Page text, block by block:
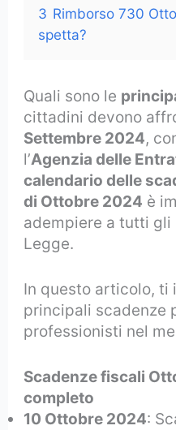
3 Rimborso 730
spetta?
Quali sono le
cittadini devono
Settembre 2024,
l’Agenzia delle
calendario delle
di Ottobre 2024 è
adempiere a tutti
Legge.
In questo articolo, ti
principali scadenze
professionisti nel
Scadenze fiscali
completo
10 Ottobre 2024: